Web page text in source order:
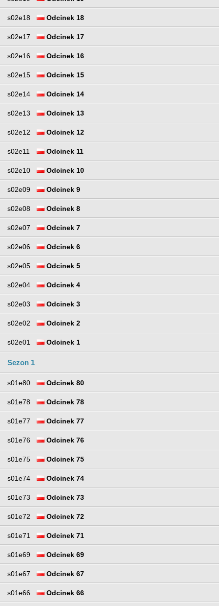
s02e18 Odcinek 18
s02e17 Odcinek 17
s02e16 Odcinek 16
s02e15 Odcinek 15
s02e14 Odcinek 14
s02e13 Odcinek 13
s02e12 Odcinek 12
s02e11 Odcinek 11
s02e10 Odcinek 10
s02e09 Odcinek 9
s02e08 Odcinek 8
s02e07 Odcinek 7
s02e06 Odcinek 6
s02e05 Odcinek 5
s02e04 Odcinek 4
s02e03 Odcinek 3
s02e02 Odcinek 2
s02e01 Odcinek 1
Sezon 1
s01e80 Odcinek 80
s01e78 Odcinek 78
s01e77 Odcinek 77
s01e76 Odcinek 76
s01e75 Odcinek 75
s01e74 Odcinek 74
s01e73 Odcinek 73
s01e72 Odcinek 72
s01e71 Odcinek 71
s01e69 Odcinek 69
s01e67 Odcinek 67
s01e66 Odcinek 66